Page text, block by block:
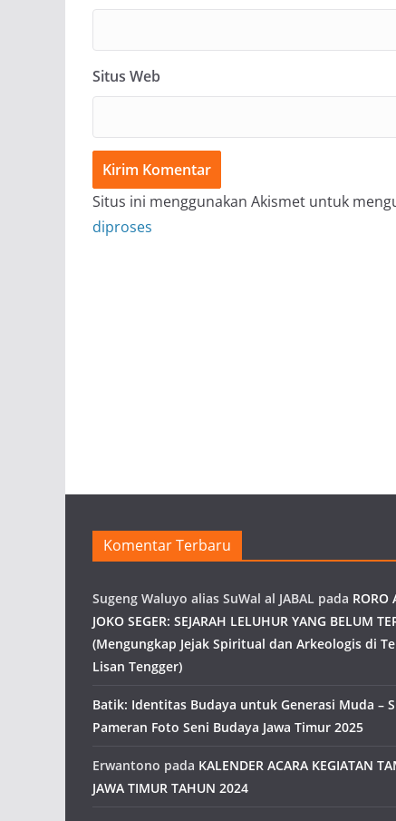
Situs Web
Situs ini menggunakan Akismet untuk
diproses
Komentar Terbaru
Sugeng Waluyo alias SuWal al JABAL pada RORO
JOKO SEGER: SEJARAH LELUHUR YANG BELUM
(Mengungkap Jejak Spiritual dan Arkeologis di
Lisan Tengger)
Batik: Identitas Budaya untuk Generasi Muda –
Pameran Foto Seni Budaya Jawa Timur 2025
Erwantono pada KALENDER ACARA KEGIATAN
JAWA TIMUR TAHUN 2024